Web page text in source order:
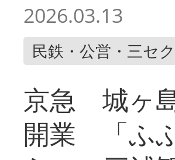
2026.03.13
民鉄・公営・三セク
京急 城ヶ
開業 「ふ